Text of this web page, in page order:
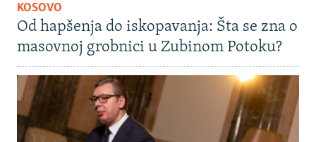
KOSOVO
Od hapšenja do iskopavanja: Šta se zna o
masovnoj grobnici u Zubinom Potoku?